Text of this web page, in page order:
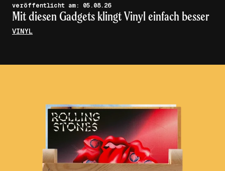
veröffentlicht am: 05.08.26
Mit diesen Gadgets klingt Vinyl einfach besser
VINYL